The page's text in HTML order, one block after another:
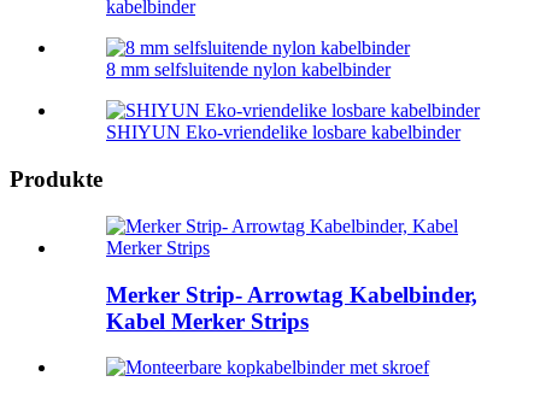
kabelbinder
8 mm selfsluitende nylon kabelbinder
SHIYUN Eko-vriendelike losbare kabelbinder
Produkte
Merker Strip- Arrowtag Kabelbinder,
Kabel Merker Strips